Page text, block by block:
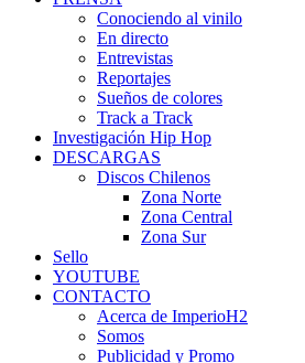
Conociendo al vinilo
En directo
Entrevistas
Reportajes
Sueños de colores
Track a Track
Investigación Hip Hop
DESCARGAS
Discos Chilenos
Zona Norte
Zona Central
Zona Sur
Sello
YOUTUBE
CONTACTO
Acerca de ImperioH2
Somos
Publicidad y Promo